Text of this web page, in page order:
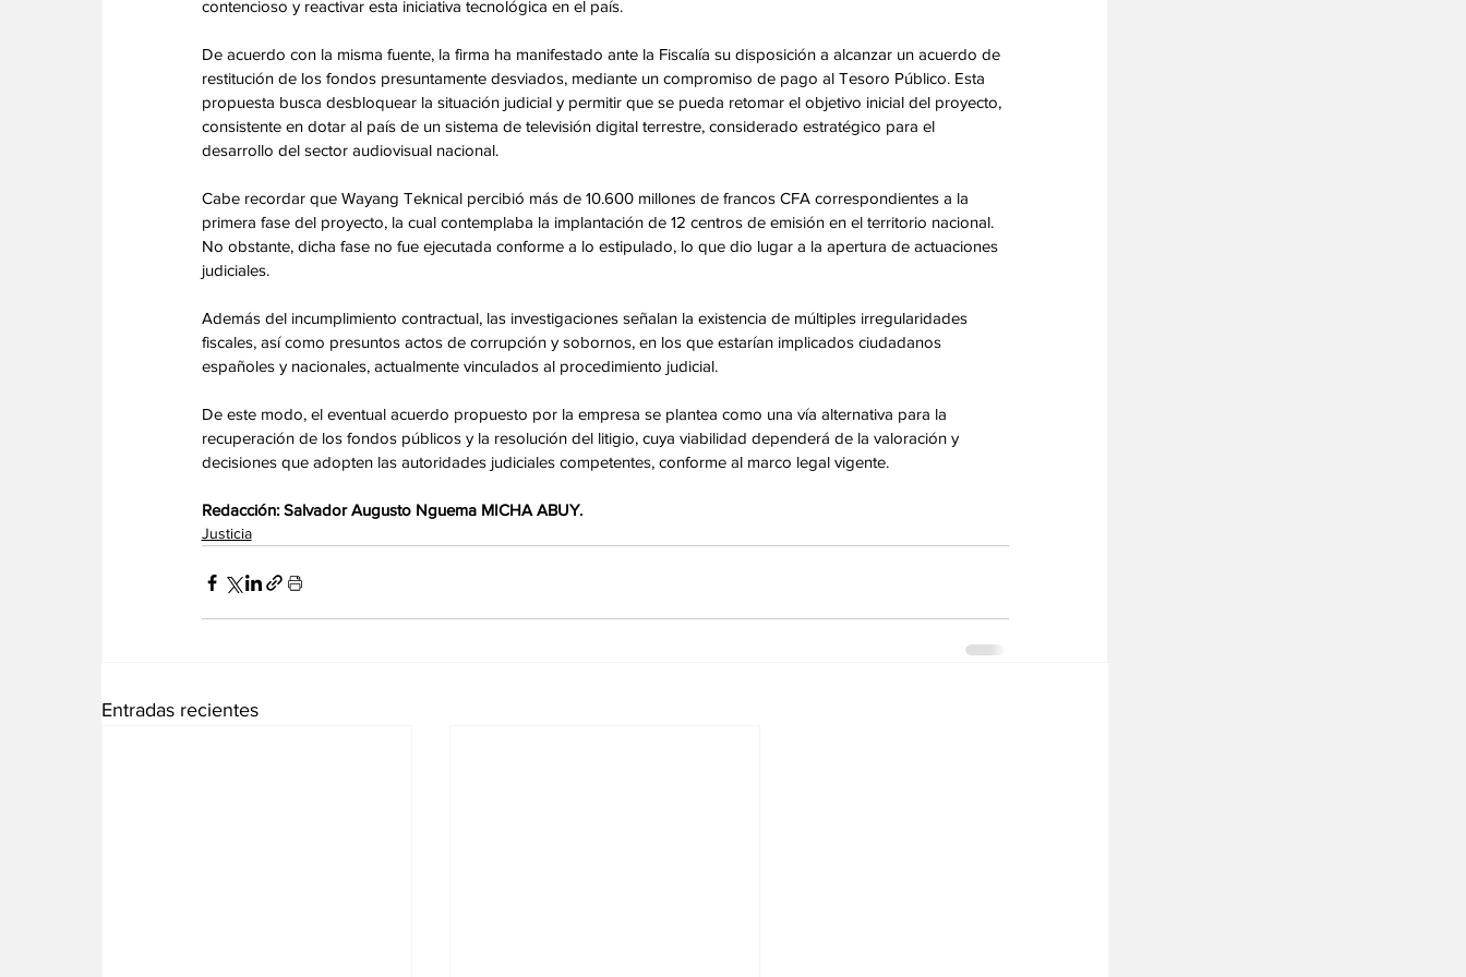
contencioso y reactivar esta iniciativa tecnológica en el país.
De acuerdo con la misma fuente, la firma ha manifestado ante la Fiscalía su disposición a alcanzar un acuerdo de
restitución de los fondos presuntamente desviados, mediante un compromiso de pago al Tesoro Público. Esta
propuesta busca desbloquear la situación judicial y permitir que se pueda retomar el objetivo inicial del proyecto,
consistente en dotar al país de un sistema de televisión digital terrestre, considerado estratégico para el
desarrollo del sector audiovisual nacional.
Cabe recordar que Wayang Teknical percibió más de 10.600 millones de francos CFA correspondientes a la
primera fase del proyecto, la cual contemplaba la implantación de 12 centros de emisión en el territorio nacional.
No obstante, dicha fase no fue ejecutada conforme a lo estipulado, lo que dio lugar a la apertura de actuaciones
judiciales.
Además del incumplimiento contractual, las investigaciones señalan la existencia de múltiples irregularidades
fiscales, así como presuntos actos de corrupción y sobornos, en los que estarían implicados ciudadanos
españoles y nacionales, actualmente vinculados al procedimiento judicial.
De este modo, el eventual acuerdo propuesto por la empresa se plantea como una vía alternativa para la
recuperación de los fondos públicos y la resolución del litigio, cuya viabilidad dependerá de la valoración y
decisiones que adopten las autoridades judiciales competentes, conforme al marco legal vigente.
Redacción: Salvador Augusto Nguema MICHA ABUY.
Justicia
Entradas recientes